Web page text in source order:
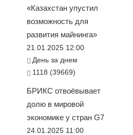
«Казахстан упустил
возможность для
развития майнинга»
21.01.2025 12:00
День за днем
1118 (39669)
БРИКС отвоёвывает
долю в мировой
экономике у стран G7
24.01.2025 11:00